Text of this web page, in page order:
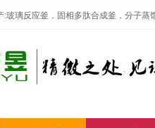
:玻璃反应釜，固相多肽合成釜，分子蒸